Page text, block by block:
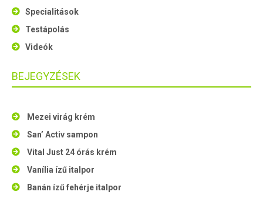
Specialitások
Testápolás
Videók
BEJEGYZÉSEK
Mezei virág krém
San’ Activ sampon
Vital Just 24 órás krém
Vanília ízű italpor
Banán ízű fehérje italpor